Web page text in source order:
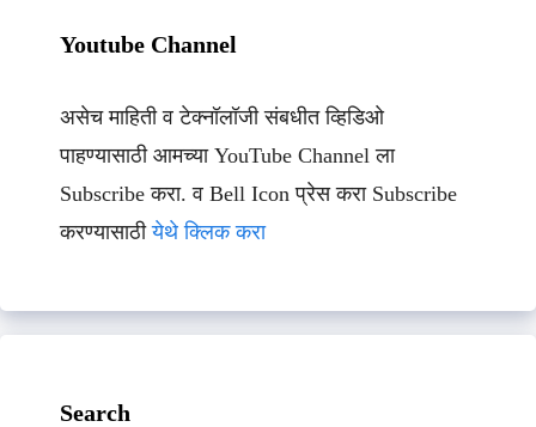
Youtube Channel
असेच माहिती व टेक्नॉलॉजी संबधीत व्हिडिओ
पाहण्यासाठी आमच्या YouTube Channel ला
Subscribe करा. व Bell Icon प्रेस करा Subscribe
करण्यासाठीयेथे क्लिक करा
Search